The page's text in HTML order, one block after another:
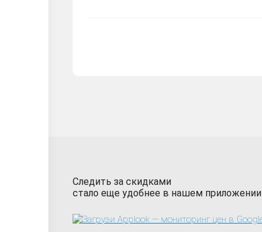
Следить за скидками
стало еще удобнее в нашем приложении